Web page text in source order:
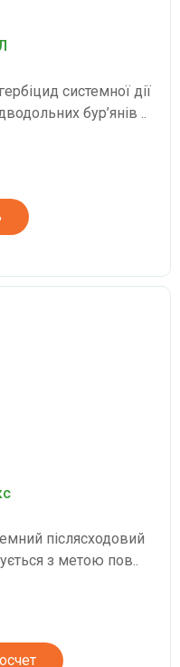
системної дії
бур’янів ..
післясходовий
з метою пов..